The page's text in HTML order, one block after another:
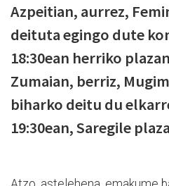
Azpeitian, aurrez,
deituta egingo dute
18:30ean herriko
Zumaian, berriz,
biharko deitu du
19:30ean, Saregile